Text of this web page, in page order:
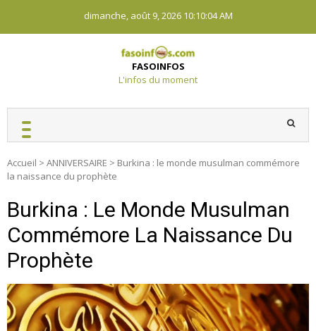
content
dimanche, août 9, 2026 10:10:05 AM
FASOINFOS
L'infos du moment
Accueil > ANNIVERSAIRE > Burkina : le monde musulman commémore
la naissance du prophète
Burkina : Le Monde Musulman
Commémore La Naissance Du
Prophète